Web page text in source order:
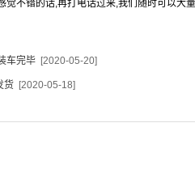
不错的话,再打电话过来,我们随时可以大
车完毕 [2020-05-20]
货 [2020-05-18]